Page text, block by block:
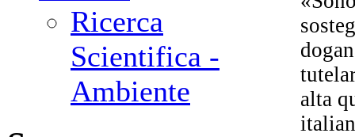
Ricerca
Scientifica -
Ambiente
alta